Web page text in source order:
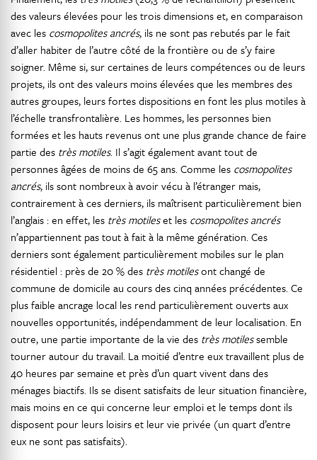
des valeurs élevées pour les trois dimensions et, en comparaison
avec les cosmopolites ancrés, ils ne sont pas rebutés par le fait
d’aller habiter de l’autre côté de la frontière ou de s’y faire
soigner. Même si, sur certaines de leurs compétences ou de leurs
projets, ils ont des valeurs moins élevées que les membres des
autres groupes, leurs fortes dispositions en font les plus motiles à
l’échelle transfrontalière. Les hommes, les personnes bien
formées et les hauts revenus ont une plus grande chance de faire
partie des très motiles. Il s’agit également avant tout de
personnes âgées de moins de 65 ans. Comme les cosmopolites
ancrés, ils sont nombreux à avoir vécu à l’étranger mais,
contrairement à ces derniers, ils maîtrisent particulièrement bien
l’anglais : en effet, les très motileset les cosmopolites ancrés
n’appartiennent pas tout à fait à la même génération. Ces
derniers sont également particulièrement mobiles sur le plan
résidentiel : près de 20 % des très motilesont changé de
commune de domicile au cours des cinq années précédentes. Ce
plus faible ancrage local les rend particulièrement ouverts aux
nouvelles opportunités, indépendamment de leur localisation. En
outre, une partie importante de la vie des très motilessemble
tourner autour du travail. La moitié d’entre eux travaillent plus de
40 heures par semaine et près d’un quart vivent dans des
ménages biactifs. Ils se disent satisfaits de leur situation financière,
mais moins en ce qui concerne leur emploi et le temps dont ils
disposent pour leurs loisirs et leur vie privée (un quart d’entre
eux ne sont pas satisfaits).